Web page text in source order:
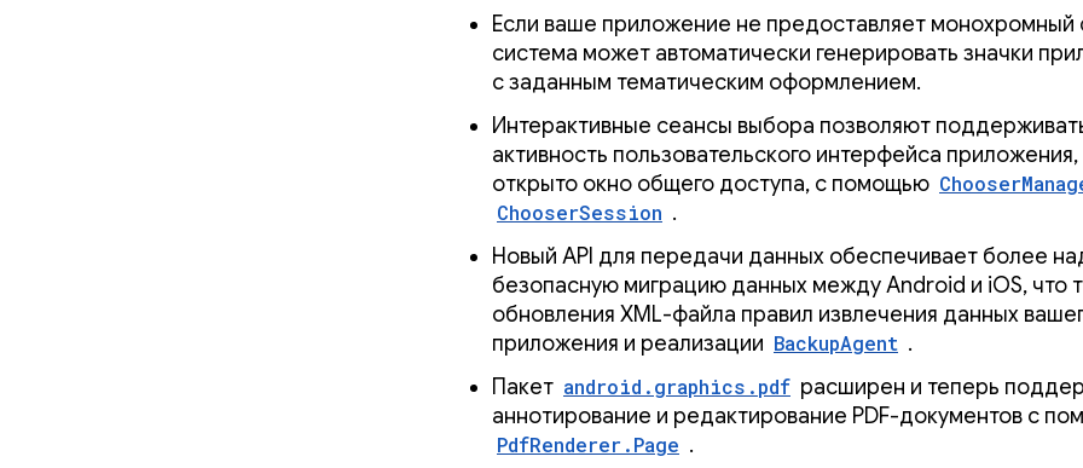
Если ваше приложение не предоставляет монохромный
система может автоматически генерировать значки
с заданным тематическим оформлением.
Интерактивные сеансы выбора позволяют
активность пользовательского интерфейса приложения,
открыто окно общего доступа, с помощью
ChooserSession .
Новый API для передачи данных обеспечивает более
безопасную миграцию данных между Android и iOS, что
обновления XML-файла правил извлечения данных
приложения и реализации BackupAgent .
Пакет android.graphics.pdf расширен и теперь
аннотирование и редактирование PDF-документов с
PdfRenderer.Page .